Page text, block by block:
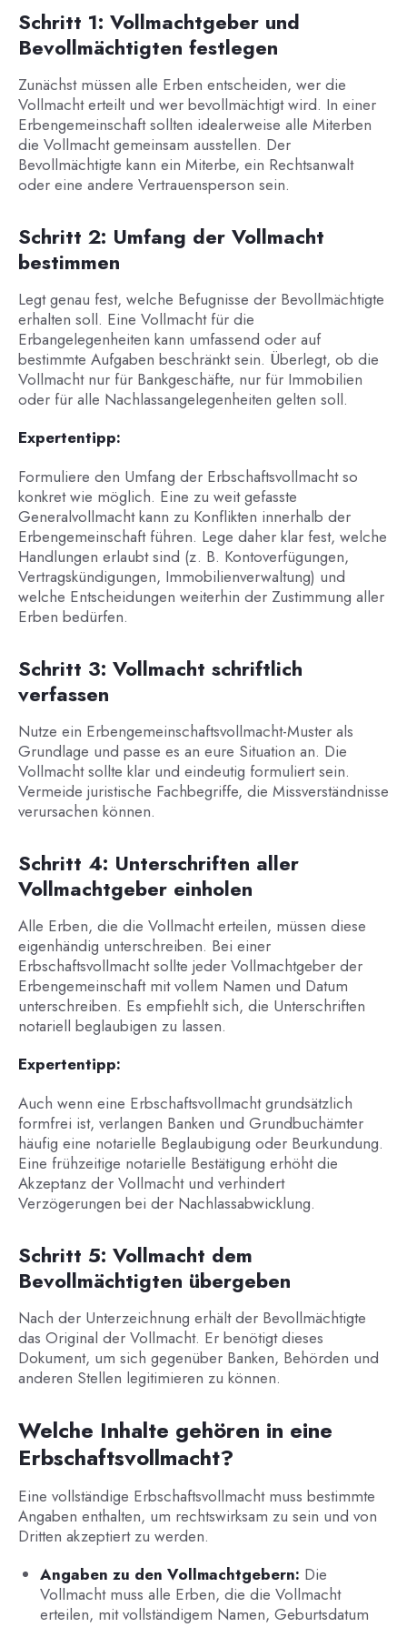
Schritt 1: Vollmachtgeber und
Bevollmächtigten festlegen
Zunächst müssen alle Erben entscheiden, wer die
Vollmacht erteilt und wer bevollmächtigt wird. In einer
Erbengemeinschaft sollten idealerweise alle Miterben
die Vollmacht gemeinsam ausstellen. Der
Bevollmächtigte kann ein Miterbe, ein Rechtsanwalt
oder eine andere Vertrauensperson sein.
Schritt 2: Umfang der Vollmacht
bestimmen
Legt genau fest, welche Befugnisse der Bevollmächtigte
erhalten soll. Eine Vollmacht für die
Erbangelegenheiten kann umfassend oder auf
bestimmte Aufgaben beschränkt sein. Überlegt, ob die
Vollmacht nur für Bankgeschäfte, nur für Immobilien
oder für alle Nachlassangelegenheiten gelten soll.
Expertentipp:
Formuliere den Umfang der Erbschaftsvollmacht so
konkret wie möglich. Eine zu weit gefasste
Generalvollmacht kann zu Konflikten innerhalb der
Erbengemeinschaft führen. Lege daher klar fest, welche
Handlungen erlaubt sind (z. B. Kontoverfügungen,
Vertragskündigungen, Immobilienverwaltung) und
welche Entscheidungen weiterhin der Zustimmung aller
Erben bedürfen.
Schritt 3: Vollmacht schriftlich
verfassen
Nutze ein Erbengemeinschaftsvollmacht-Muster als
Grundlage und passe es an eure Situation an. Die
Vollmacht sollte klar und eindeutig formuliert sein.
Vermeide juristische Fachbegriffe, die Missverständnisse
verursachen können.
Schritt 4: Unterschriften aller
Vollmachtgeber einholen
Alle Erben, die die Vollmacht erteilen, müssen diese
eigenhändig unterschreiben. Bei einer
Erbschaftsvollmacht sollte jeder Vollmachtgeber der
Erbengemeinschaft mit vollem Namen und Datum
unterschreiben. Es empfiehlt sich, die Unterschriften
notariell beglaubigen zu lassen.
Expertentipp:
Auch wenn eine Erbschaftsvollmacht grundsätzlich
formfrei ist, verlangen Banken und Grundbuchämter
häufig eine notarielle Beglaubigung oder Beurkundung.
Eine frühzeitige notarielle Bestätigung erhöht die
Akzeptanz der Vollmacht und verhindert
Verzögerungen bei der Nachlassabwicklung.
Schritt 5: Vollmacht dem
Bevollmächtigten übergeben
Nach der Unterzeichnung erhält der Bevollmächtigte
das Original der Vollmacht. Er benötigt dieses
Dokument, um sich gegenüber Banken, Behörden und
anderen Stellen legitimieren zu können.
Welche Inhalte gehören in eine
Erbschaftsvollmacht?
Eine vollständige Erbschaftsvollmacht muss bestimmte
Angaben enthalten, um rechtswirksam zu sein und von
Dritten akzeptiert zu werden.
Angaben zu den Vollmachtgebern: Die
Vollmacht muss alle Erben, die die Vollmacht
erteilen, mit vollständigem Namen, Geburtsdatum